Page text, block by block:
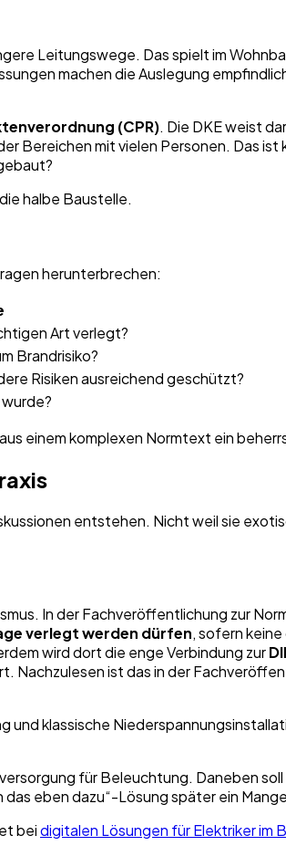
Leitungswege. Das spielt im
machen die Auslegung
(CPR). Die DKE weist
Bereichen mit vielen Personen. Das
halbe Baustelle.
herunterbrechen:
Art verlegt?
Brandrisiko?
Risiken ausreichend geschützt?
einem komplexen Normtext ein
entstehen. Nicht weil sie
In der Fachveröffentlichung zur
verlegt werden dürfen, sofern
wird dort die enge Verbindung zur
Nachzulesen ist das in der
und klassische
für Beleuchtung. Daneben
eben dazu“-Lösung später ein
beidigitalen Lösungen für Elektriker im